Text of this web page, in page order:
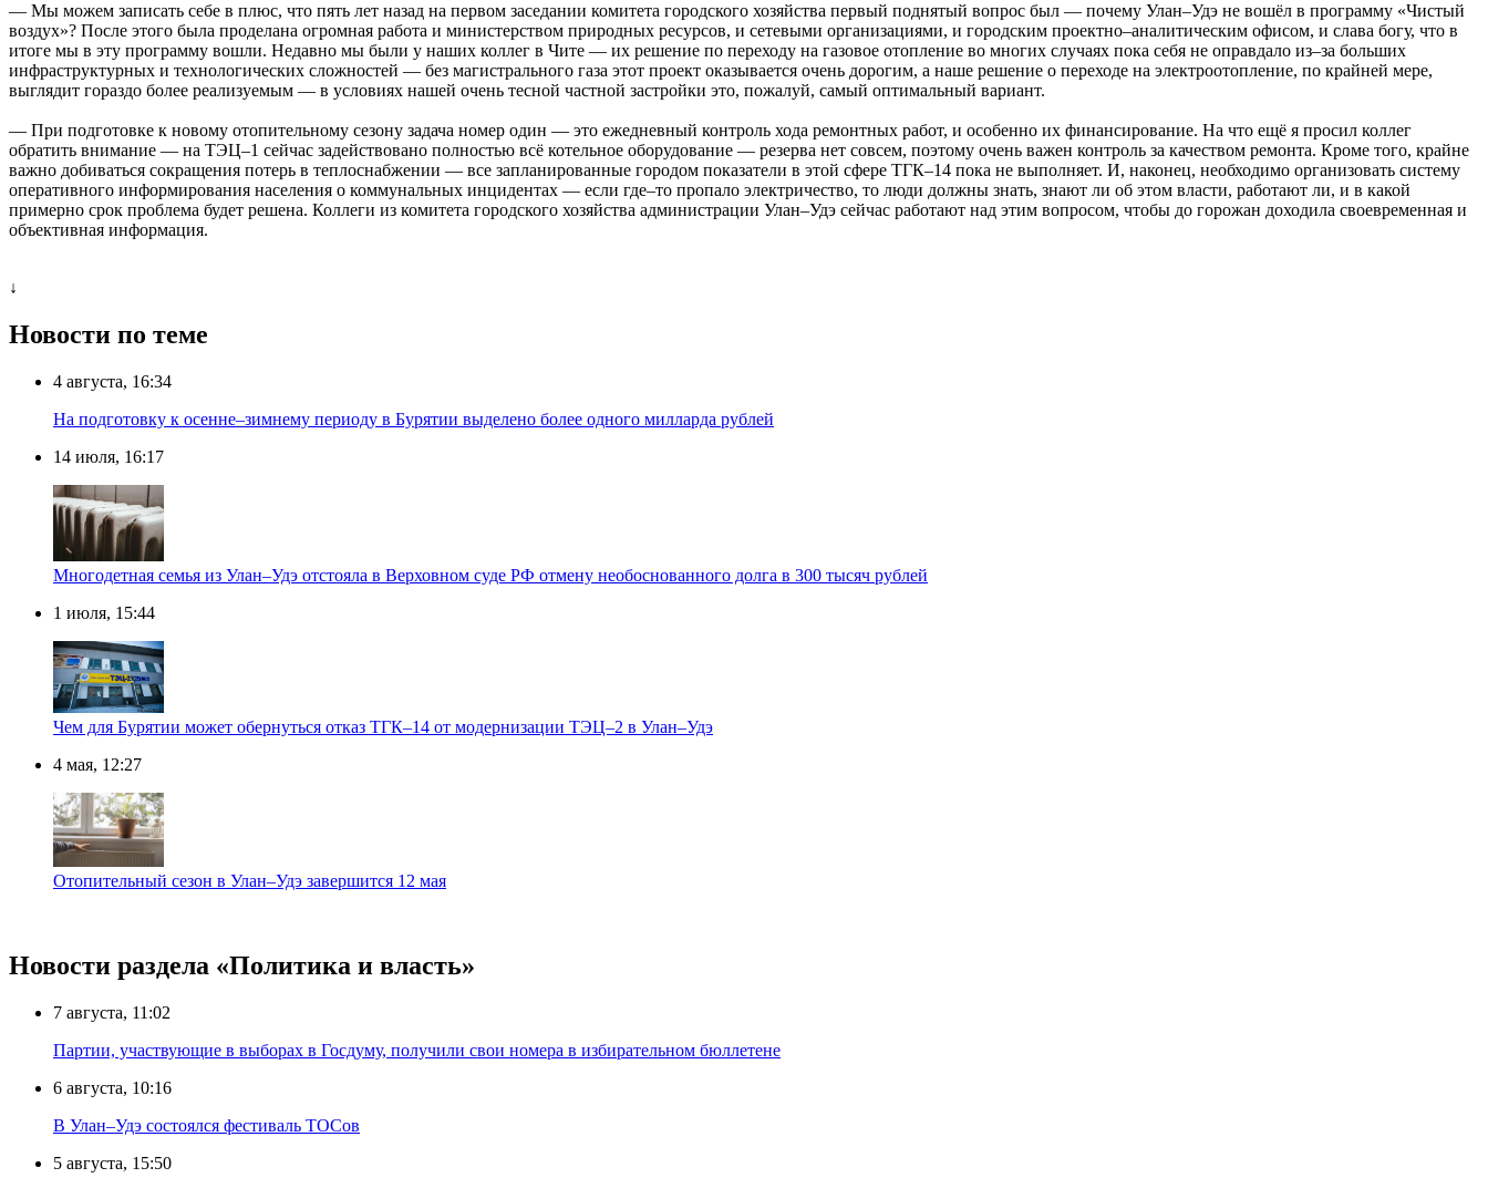
— Мы можем записать себе в плюс, что пять лет назад на первом заседании комитета городского хозяйства первый поднятый вопрос был — почему Улан–Удэ не вошёл в программу «Чистый
воздух»? После этого была проделана огромная работа и министерством природных ресурсов, и сетевыми организациями, и городским проектно–аналитическим офисом, и слава богу, что в
итоге мы в эту программу вошли. Недавно мы были у наших коллег в Чите — их решение по переходу на газовое отопление во многих случаях пока себя не оправдало из–за больших
инфраструктурных и технологических сложностей — без магистрального газа этот проект оказывается очень дорогим, а наше решение о переходе на электроотопление, по крайней мере,
выглядит гораздо более реализуемым — в условиях нашей очень тесной частной застройки это, пожалуй, самый оптимальный вариант.
— При подготовке к новому отопительному сезону задача номер один — это ежедневный контроль хода ремонтных работ, и особенно их финансирование. На что ещё я просил коллег
обратить внимание — на ТЭЦ–1 сейчас задействовано полностью всё котельное оборудование — резерва нет совсем, поэтому очень важен контроль за качеством ремонта. Кроме того, крайне
важно добиваться сокращения потерь в теплоснабжении — все запланированные городом показатели в этой сфере ТГК–14 пока не выполняет. И, наконец, необходимо организовать систему
оперативного информирования населения о коммунальных инцидентах — если где–то пропало электричество, то люди должны знать, знают ли об этом власти, работают ли, и в какой
примерно срок проблема будет решена. Коллеги из комитета городского хозяйства администрации Улан–Удэ сейчас работают над этим вопросом, чтобы до горожан доходила своевременная и
объективная информация.
↓
Новости по теме
4 августа, 16:34
На подготовку к осенне–зимнему периоду в Бурятии выделено более одного милларда рублей
14 июля, 16:17
Многодетная семья из Улан–Удэ отстояла в Верховном суде РФ отмену необоснованного долга в 300 тысяч рублей
1 июля, 15:44
Чем для Бурятии может обернуться отказ ТГК–14 от модернизации ТЭЦ–2 в Улан–Удэ
4 мая, 12:27
Отопительный сезон в Улан–Удэ завершится 12 мая
Новости раздела «Политика и власть»
7 августа, 11:02
Партии, участвующие в выборах в Госдуму, получили свои номера в избирательном бюллетене
6 августа, 10:16
В Улан–Удэ состоялся фестиваль ТОСов
5 августа, 15:50